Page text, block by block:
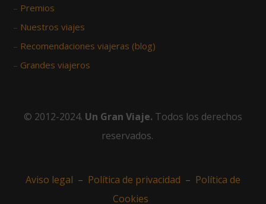
– Premios
– Nuestros viajes
– Recomendaciones viajeras (blog)
– Grandes viajeros
© 2012-2024. Un Gran Viaje. Todos los derechos
reservados.
Aviso legal – Política de privacidad – Política de
Cookies